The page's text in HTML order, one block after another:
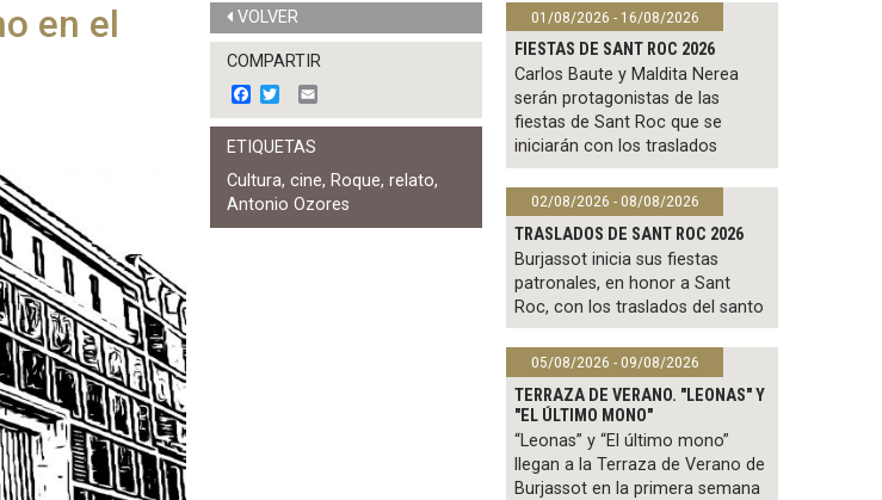
en el
VOLVER
COMPARTIR
F
a
c
e
b
o
o
k
w
i
t
e
r
m
a
ETIQUETAS
Cultura,cine, Roque,relato,
Antonio Ozores
01/08/2026 - 16/08/2026
FIESTAS DE SANT ROC 2026
Carlos Baute y Maldita Nerea
serán protagonistas de las
fiestas de Sant Roc que se
iniciarán con los traslados
02/08/2026 - 08/08/2026
TRASLADOS DE SANT ROC 2026
Burjassot inicia sus fiestas
patronales, en honor a Sant
Roc, con los traslados del santo
05/08/2026 - 09/08/2026
TERRAZA DE VERANO. "LEONAS" Y
"EL ÚLTIMO MONO"
“Leonas” y “El último mono”
llegan a la Terraza de Verano de
Burjassot en la primera semana